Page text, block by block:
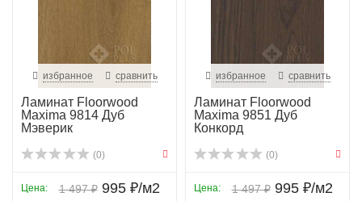
избранное сравнить
Ламинат Floorwood
Maxima 9814 Дуб
Мэверик
(0)
1 497 ₽
Цена: 995 ₽/м2
избранное сравнить
Ламинат Floorwood
Maxima 9851 Дуб
Конкорд
(0)
1 497 ₽
Цена: 995 ₽/м2